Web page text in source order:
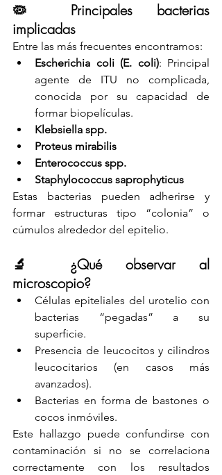
🦠 Principales bacterias
implicadas
Entre las más frecuentes encontramos:
Escherichia coli (E. coli): Principal
agente de ITU no complicada,
conocida por su capacidad de
formar biopelículas.
Klebsiella spp.
Proteus mirabilis
Enterococcus spp.
Staphylococcus saprophyticus
Estas bacterias pueden adherirse y
formar estructuras tipo “colonia” o
cúmulos alrededor del epitelio.
🔬 ¿Qué observar al
microscopio?
Células epiteliales del urotelio con
bacterias “pegadas” a su
superficie.
Presencia de leucocitos y cilindros
leucocitarios (en casos más
avanzados).
Bacterias en forma de bastones o
cocos inmóviles.
Este hallazgo puede confundirse con
contaminación si no se correlaciona
correctamente con los resultados